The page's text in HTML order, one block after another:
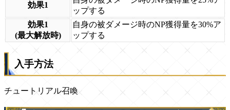
効果1
ップする
効果1
(最大解放時)
自身の被ダメージ時のNP獲得量を30%ア
ップする
入手方法
チュートリアル召喚